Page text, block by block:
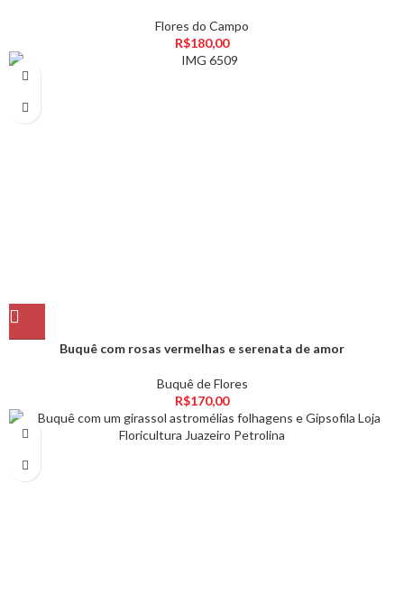
Flores do Campo
R$180,00
Buquê com rosas vermelhas e serenata de amor
Buquê de Flores
R$170,00